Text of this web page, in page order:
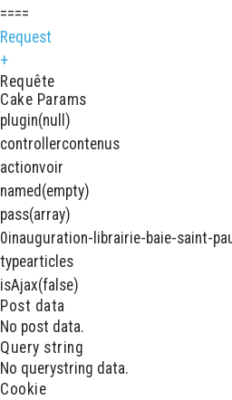
====
Request
+
Requête
Cake Params
plugin(null)
controllercontenus
actionvoir
named (empty)
pass(array)
0inauguration-librairie-baie-saint-
typearticles
isAjax(false)
Post data
No post data.
Query string
No querystring data.
Cookie